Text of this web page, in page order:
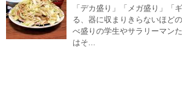
「デカ盛り」「メガ盛り」「
る、器に収まりきらないほど
べ盛りの学生やサラリーマン
はそ...